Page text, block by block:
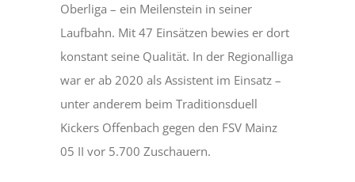
Oberliga – ein Meilenstein in seiner
Laufbahn. Mit 47 Einsätzen bewies er dort
konstant seine Qualität. In der Regionalliga
war er ab 2020 als Assistent im Einsatz –
unter anderem beim Traditionsduell
Kickers Offenbach gegen den FSV Mainz
05 II vor 5.700 Zuschauern.